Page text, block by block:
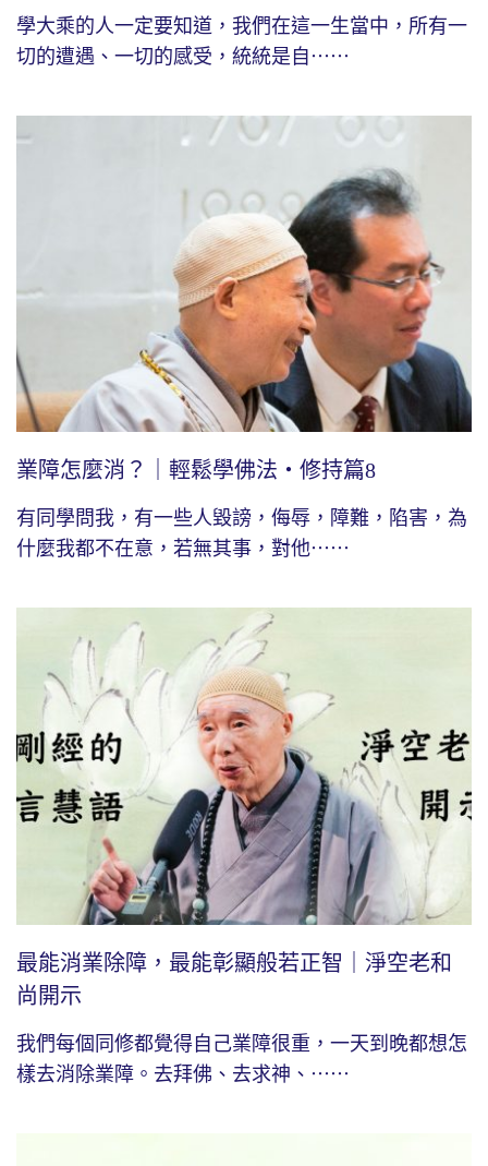
學大乘的人一定要知道，我們在這一生當中，所有一
切的遭遇、一切的感受，統統是自⋯⋯
業障怎麼消？｜輕鬆學佛法・修持篇8
有同學問我，有一些人毀謗，侮辱，障難，陷害，為
什麼我都不在意，若無其事，對他⋯⋯
最能消業除障，最能彰顯般若正智｜淨空老和
尚開示
我們每個同修都覺得自己業障很重，一天到晚都想怎
樣去消除業障。去拜佛、去求神、⋯⋯